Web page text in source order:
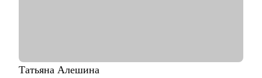
Татьяна Алешина